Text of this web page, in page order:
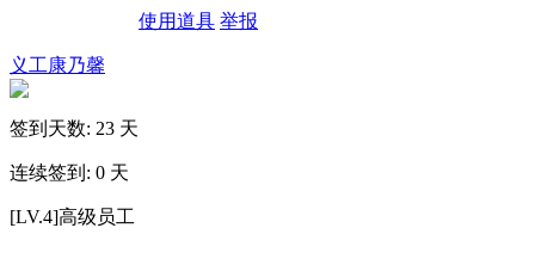
使用道具 举报
义工康乃馨
签到天数: 23 天
连续签到: 0 天
[LV.4]高级员工